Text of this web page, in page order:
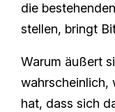
die
stellen, bringt
Warum äußert
wahrscheinlich,
hat, dass sich